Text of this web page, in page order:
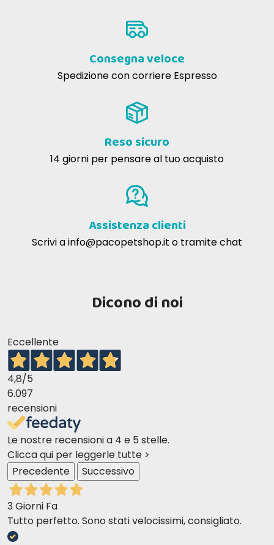
Consegna veloce
Spedizione con corriere Espresso
Reso sicuro
14 giorni per pensare al tuo acquisto
Assistenza clienti
Scrivi ainfo@pacopetshop.it o tramite chat
Dicono di noi
Eccellente
4,8/5
6.097
recensioni
Le nostre recensioni a 4 e 5 stelle.
Clicca qui per leggerle tutte >
Precedente
Successivo
3 Giorni Fa
Tutto perfetto. Sono stati velocissimi, consigliato.